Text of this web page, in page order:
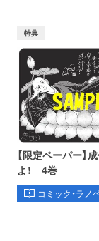
特典
【限定ペーパー】
よ！ 4巻
コミック・ラノ